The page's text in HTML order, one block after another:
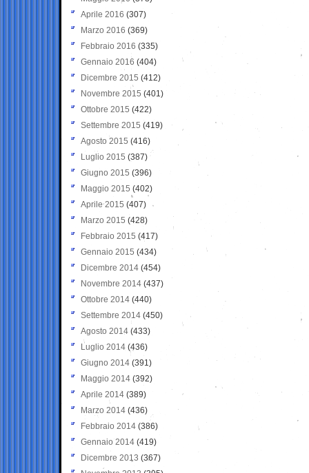
Aprile 2016 (307)
Marzo 2016 (369)
Febbraio 2016 (335)
Gennaio 2016 (404)
Dicembre 2015 (412)
Novembre 2015 (401)
Ottobre 2015 (422)
Settembre 2015 (419)
Agosto 2015 (416)
Luglio 2015 (387)
Giugno 2015 (396)
Maggio 2015 (402)
Aprile 2015 (407)
Marzo 2015 (428)
Febbraio 2015 (417)
Gennaio 2015 (434)
Dicembre 2014 (454)
Novembre 2014 (437)
Ottobre 2014 (440)
Settembre 2014 (450)
Agosto 2014 (433)
Luglio 2014 (436)
Giugno 2014 (391)
Maggio 2014 (392)
Aprile 2014 (389)
Marzo 2014 (436)
Febbraio 2014 (386)
Gennaio 2014 (419)
Dicembre 2013 (367)